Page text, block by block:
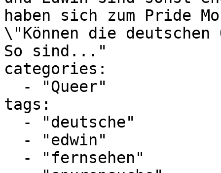
haben sich zum Pride
\"Können die
So sind..."
categories:
tags: